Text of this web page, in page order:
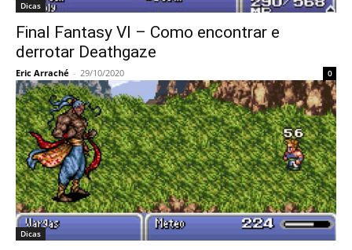
Dicas
Final Fantasy VI – Como encontrar e
derrotar Deathgaze
Eric Arraché - 29/10/2020 0
Dicas